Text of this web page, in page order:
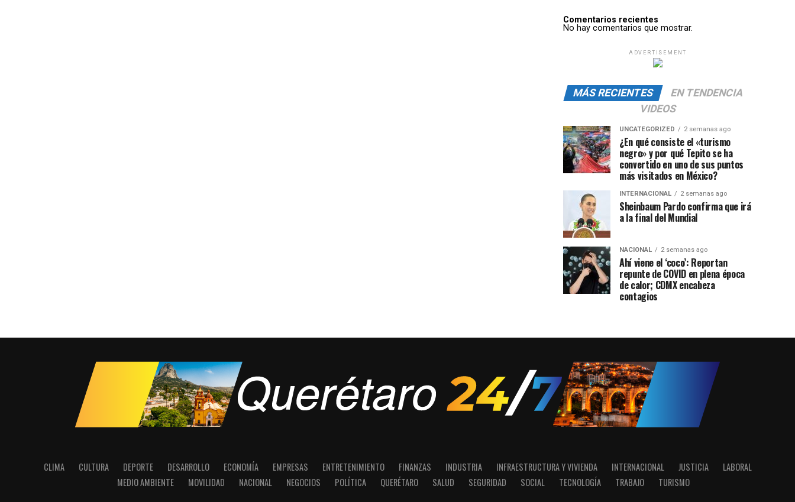
Comentarios recientes
No hay comentarios que mostrar.
ADVERTISEMENT
MÁS RECIENTES
EN TENDENCIA
VIDEOS
UNCATEGORIZED 2 semanas ago
¿En qué consiste el «turismo
negro» y por qué Tepito se ha
convertido en uno de sus puntos
más visitados en México?
INTERNACIONAL 2 semanas ago
Sheinbaum Pardo confirma que irá
a la final del Mundial
NACIONAL 2 semanas ago
Ahí viene el ‘coco’: Reportan
repunte de COVID en plena época
de calor; CDMX encabeza
contagios
CLIMA CULTURA DEPORTE DESARROLLO ECONOMÍA EMPRESAS ENTRETENIMIENTO FINANZAS INDUSTRIA INFRAESTRUCTURA Y VIVIENDA INTERNACIONAL JUSTICIA
LABORAL
MEDIO AMBIENTE
MOVILIDAD NACIONAL NEGOCIOS POLÍTICA QUERÉTARO SALUD SEGURIDAD SOCIAL TECNOLOGÍA TRABAJO TURISMO